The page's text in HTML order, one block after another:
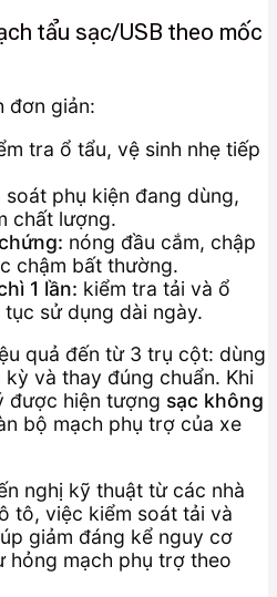
tẩu sạc/USB theo mốc
đơn giản:
tra ổ tẩu, vệ sinh nhẹ tiếp
soát phụ kiện đang dùng,
chất lượng.
nóng đầu cắm, chập
chậm bất thường.
1 lần: kiểm tra tải và ổ
sử dụng dài ngày.
quả đến từ 3 trụ cột: dùng
và thay đúng chuẩn. Khi
được hiện tượng sạc không
bộ mạch phụ trợ của xe
nghị kỹ thuật từ các nhà
tô, việc kiểm soát tải và
giảm đáng kể nguy cơ
hỏng mạch phụ trợ theo